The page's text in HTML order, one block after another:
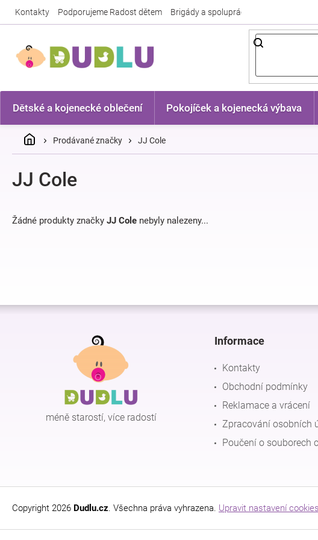
Kontakty Podporujeme Radost dětem Brigády a spolupráce
Dětské a kojenecké oblečení Pokojíček a kojenecká výbava
DomůProdávané značky JJ Cole
JJ Cole
Žádné produkty značky JJ Cole nebyly nalezeny...
Z
méně starostí, více radostí
Informace
Kontakty
Obchodní podmínky
Reklamace a vrácení
Zpracování osobních
Poučení o souborech
Copyright 2026 Dudlu.cz. Všechna práva vyhrazena. Upravit nastavení cookies